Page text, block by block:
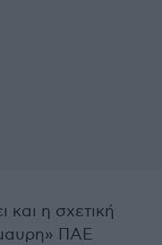
η σχετική
ΠΑΕ